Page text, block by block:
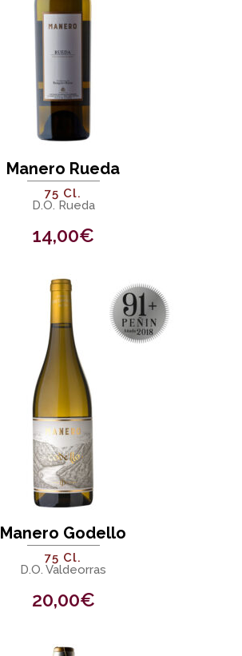
Manero Rueda
75 Cl.
D.O. Rueda
14,00€
Manero Godello
75 Cl.
D.O. Valdeorras
20,00€